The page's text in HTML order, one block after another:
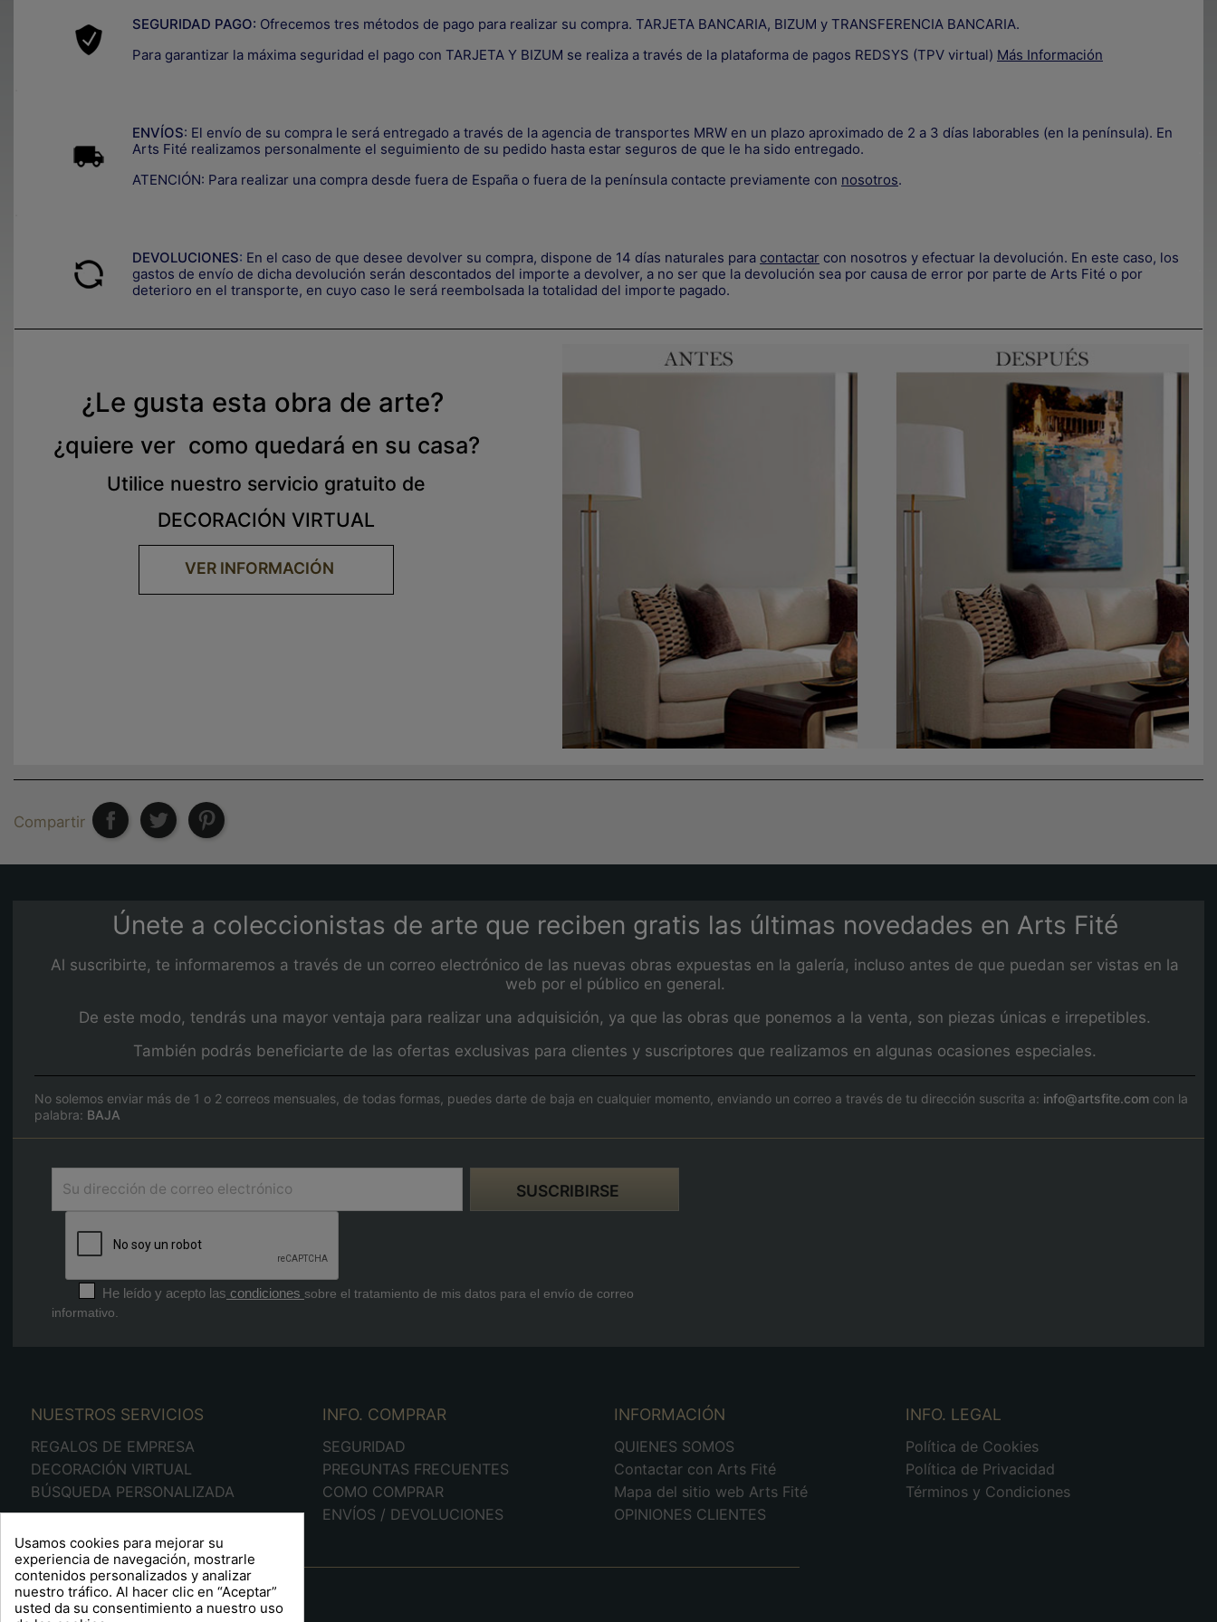
SEGURIDAD PAGO: Ofrecemos tres métodos de pago para realizar su compra. TARJETA BANCARIA, BIZUM y TRANSFERENCIA BANCARIA.
Para garantizar la máxima seguridad el pago con TARJETA Y BIZUM se realiza a través de la plataforma de pagos REDSYS (TPV virtual) Más Información
ENVÍOS: El envío de su compra le será entregado a través de la agencia de transportes MRW en un plazo aproximado de 2 a 3 días laborables (en la península). En
Arts Fité realizamos personalmente el seguimiento de su pedido hasta estar seguros de que le ha sido entregado.
ATENCIÓN: Para realizar una compra desde fuera de España o fuera de la península contacte previamente con nosotros.
DEVOLUCIONES: En el caso de que desee devolver su compra, dispone de 14 días naturales para contactar con nosotros y efectuar la devolución. En este caso, los
gastos de envío de dicha devolución serán descontados del importe a devolver, a no ser que la devolución sea por causa de error por parte de Arts Fité o por
deterioro en el transporte, en cuyo caso le será reembolsada la totalidad del importe pagado.
¿Le gusta esta obra de arte?
¿quiere ver como quedará en su casa?
Utilice nuestro servicio gratuito de
DECORACIÓN VIRTUAL
VER INFORMACIÓN
Compartir
Únete a coleccionistas de arte que reciben gratis las últimas novedades en Arts Fité
Al suscribirte, te informaremos a través de un correo electrónico de las nuevas obras expuestas en la galería, incluso antes de que puedan ser vistas en la
web por el público en general.
De este modo, tendrás una mayor ventaja para realizar una adquisición, ya que las obras que ponemos a la venta, son piezas únicas e irrepetibles.
También podrás beneficiarte de las ofertas exclusivas para clientes y suscriptores que realizamos en algunas ocasiones especiales.
No solemos enviar más de 1 o 2 correos mensuales, de todas formas, puedes darte de baja en cualquier momento, enviando un correo a través de tu dirección suscrita a: info@artsfite.com con la
palabra: BAJA
He leído y acepto las condiciones sobre el tratamiento de mis datos para el envío de correo
informativo.
NUESTROS SERVICIOS
REGALOS DE EMPRESA
DECORACIÓN VIRTUAL
BÚSQUEDA PERSONALIZADA
INFO. COMPRAR
SEGURIDAD
PREGUNTAS FRECUENTES
COMO COMPRAR
ENVÍOS / DEVOLUCIONES
INFORMACIÓN
QUIENES SOMOS
Contactar con Arts Fité
Mapa del sitio web Arts Fité
OPINIONES CLIENTES
INFO. LEGAL
Política de Cookies
Política de Privacidad
Términos y Condiciones
A R T S F I T É
Usamos cookies para mejorar su
experiencia de navegación, mostrarle
contenidos personalizados y analizar
nuestro tráfico. Al hacer clic en “Aceptar”
usted da su consentimiento a nuestro uso